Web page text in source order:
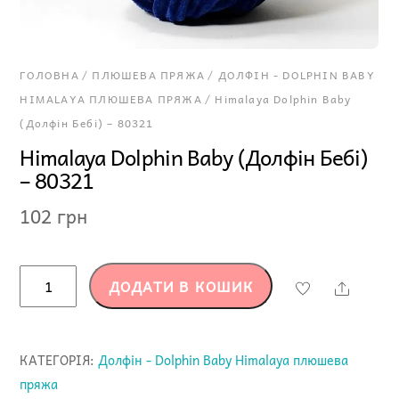
ГОЛОВНА/ ПЛЮШЕВА ПРЯЖА / ДОЛФІН - DOLPHIN BABY
HIMALAYA ПЛЮШЕВА ПРЯЖА/ Himalaya Dolphin Baby
(Долфін Бебі) – 80321
Himalaya Dolphin Baby (Долфін Бебі)
– 80321
102 грн
Dolphin
Бебі)
ДОДАТИ В КОШИК Share
КАТЕГОРІЯ:Долфін - Dolphin Baby Himalaya плюшева
пряжа